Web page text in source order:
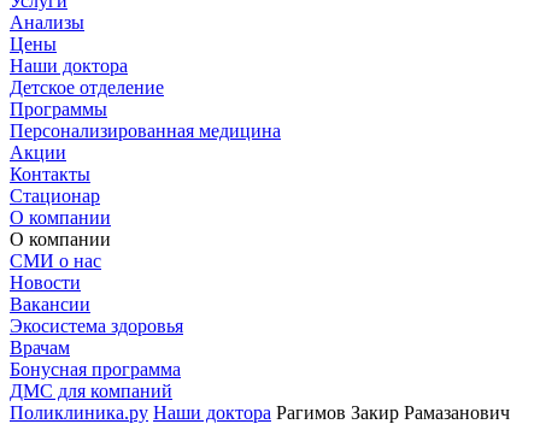
Анализы
Цены
Наши доктора
Детское отделение
Программы
Персонализированная медицина
Акции
Контакты
Стационар
О компании
О компании
СМИ о нас
Новости
Вакансии
Экосистема здоровья
Врачам
Бонусная программа
ДМС для компаний
Поликлиника.ру Наши доктора Рагимов Закир Рамазанович